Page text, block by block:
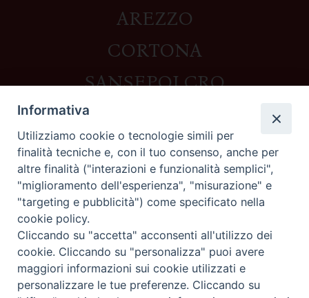
AREZZO
CORTONA
SANSEPOLCRO
Contatti
Piazza del Duomo,1 - 52100 Arezzo
segreteria@diocesi.arezzo.it
Informativa privacy
Seguici su
Informativa
Utilizziamo cookie o tecnologie simili per
finalità tecniche e, con il tuo consenso, anche per
altre finalità ("interazioni e funzionalità semplici",
"miglioramento dell'esperienza", "misurazione" e
"targeting e pubblicità") come specificato nella
cookie policy.
Cliccando su "accetta" acconsenti all'utilizzo dei
cookie. Cliccando su "personalizza" puoi avere
maggiori informazioni sui cookie utilizzati e
personalizzare le tue preferenze. Cliccando su